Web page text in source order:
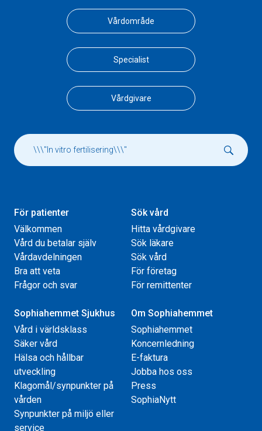
Vårdområde
Specialist
Vårdgivare
För patienter
Välkommen
Vård du betalar själv
Vårdavdelningen
Bra att veta
Frågor och svar
Sök vård
Hitta vårdgivare
Sök läkare
Sök vård
För företag
För remittenter
Sophiahemmet Sjukhus
Vård i världsklass
Säker vård
Hälsa och hållbar
utveckling
Klagomål/synpunkter på
vården
Synpunkter på miljö eller
service
Om Sophiahemmet
Sophiahemmet
Koncernledning
E-faktura
Jobba hos oss
Press
SophiaNytt